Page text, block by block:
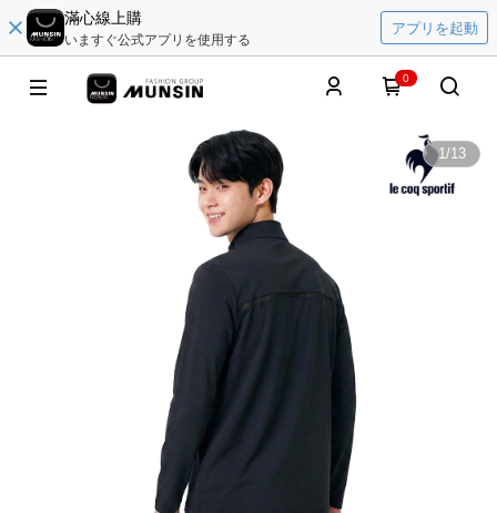
滿心線上購
いますぐ公式アプリを使用する
アプリを起動
0
1/13